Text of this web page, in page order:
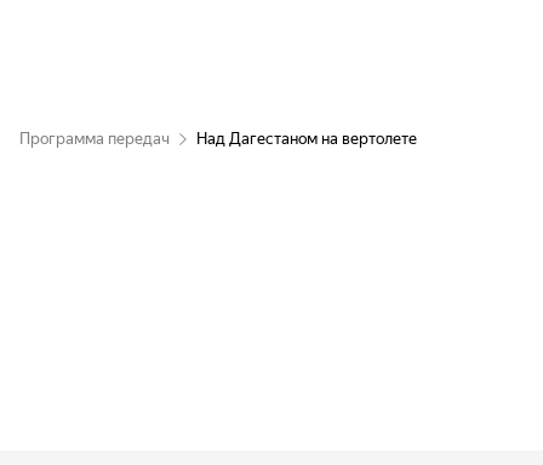
Программа передач Над Дагестаном на вертолете